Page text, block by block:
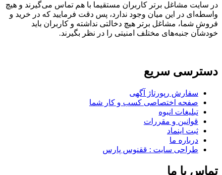
در سایت مشاغل برتر کاربران مستقیما با هم تماس می‌گیرند و هیچ
واسطه‌ای در این میان وجود ندارد، پس دقت فرمایید که در خرید و
فروشِ شما، مشاغل برتر هیچ دخالتی نداشته و کاربران باید
خودشان جنبه‌های مختلف امنیتی را در نظر بگیرند.
دسترسی سریع
سفارش رپورتاژ آگهی
صفحه اختصاصی کسب و کار شما
تبلیغات انبوه
قوانین و مقررات
ثبت اینماد
درباره ما
طراحی سایت : ققنوس پارس
تماس با ما